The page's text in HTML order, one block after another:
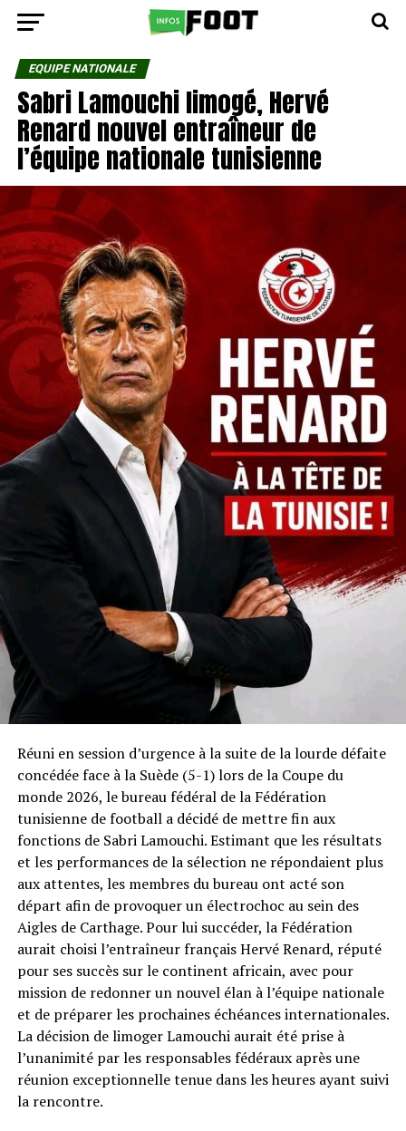
EQUIPE NATIONALE
Sabri Lamouchi limogé, Hervé
Renard nouvel entraîneur de
l’équipe nationale tunisienne
Réuni en session d’urgence à la suite de la lourde défaite
concédée face à la Suède (5-1) lors de la Coupe du
monde 2026, le bureau fédéral de la Fédération
tunisienne de football a décidé de mettre fin aux
fonctions de Sabri Lamouchi. Estimant que les résultats
et les performances de la sélection ne répondaient plus
aux attentes, les membres du bureau ont acté son
départ afin de provoquer un électrochoc au sein des
Aigles de Carthage. Pour lui succéder, la Fédération
aurait choisi l’entraîneur français Hervé Renard, réputé
pour ses succès sur le continent africain, avec pour
mission de redonner un nouvel élan à l’équipe nationale
et de préparer les prochaines échéances internationales.
La décision de limoger Lamouchi aurait été prise à
l’unanimité par les responsables fédéraux après une
réunion exceptionnelle tenue dans les heures ayant suivi
la rencontre.